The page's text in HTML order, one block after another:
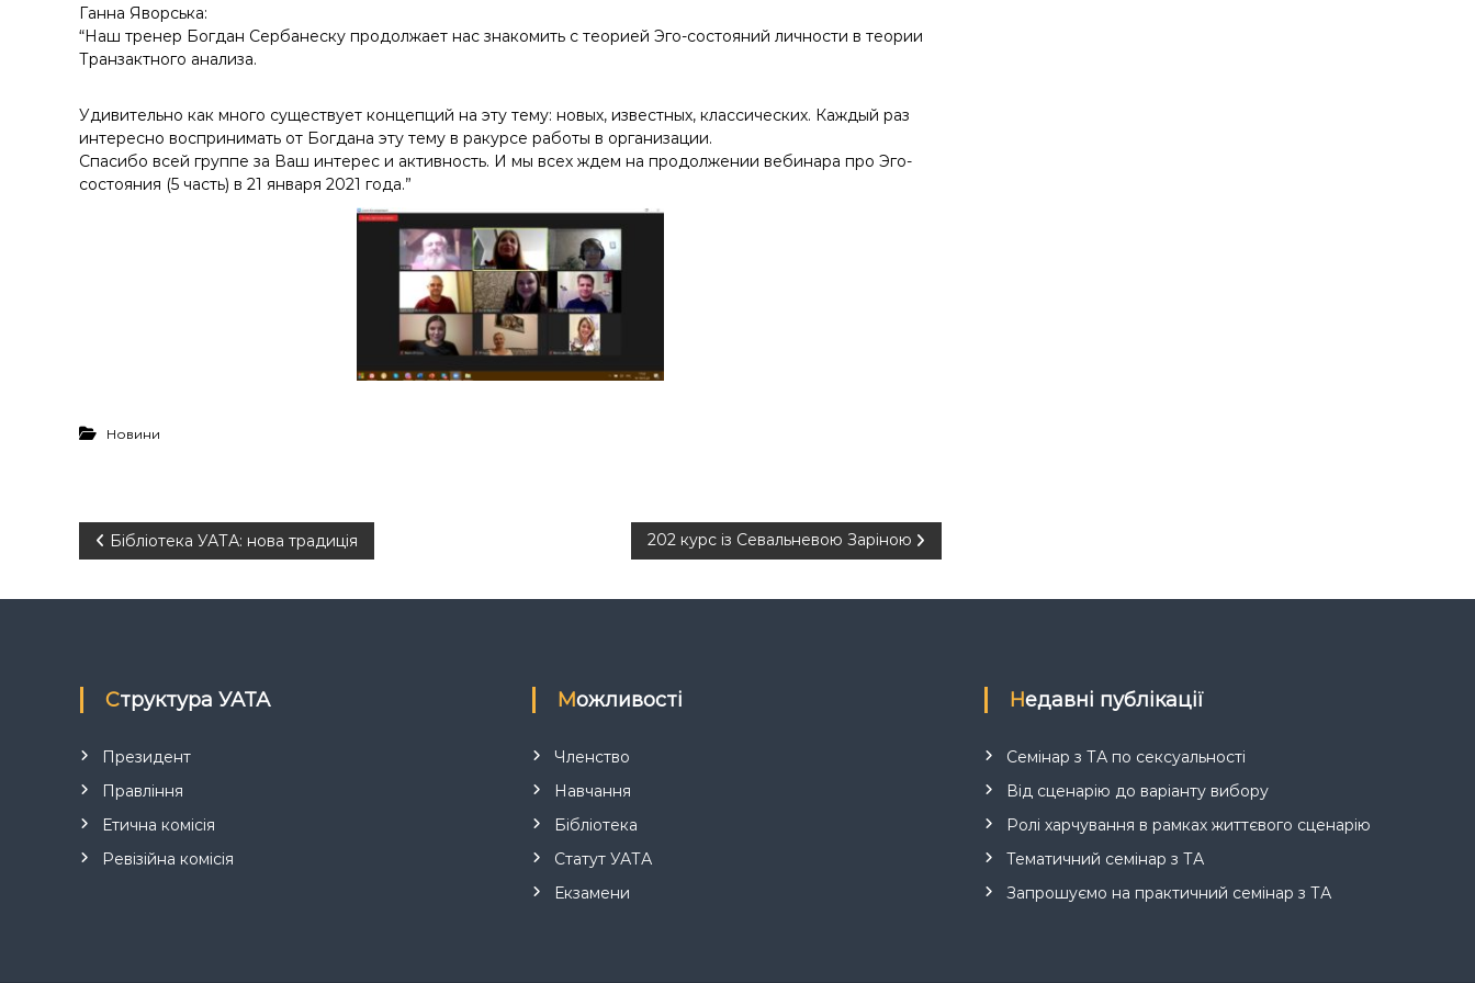
Ганна Яворська:
“Наш тренер Богдан Сербанеску продолжает нас знакомить с теорией Эго-состояний личности в теории
Транзактного анализа.
Удивительно как много существует концепций на эту тему: новых, известных, классических. Каждый раз
интересно воспринимать от Богдана эту тему в ракурсе работы в организации.
Спасибо всей группе за Ваш интерес и активность. И мы всех ждем на продолжении вебинара про Эго-
состояния (5 часть) в 21 января 2021 года.”
Новини
Н
а
і
г
а
ц
Бібліотека УАТА: нова традиція 202 курс із Севальневою Заріною
Структура УАТА
Президент
Правління
Етична комісія
Ревізійна комісія
Можливості
Членство
Навчання
Бібліотека
Статут УАТА
Екзамени
Недавні публікації
Семінар з ТА по сексуальності
Від сценарію до варіанту вибору
Ролі харчування в рамках життєвого сценарію
Тематичний семінар з ТА
Запрошуємо на практичний семінар з ТА